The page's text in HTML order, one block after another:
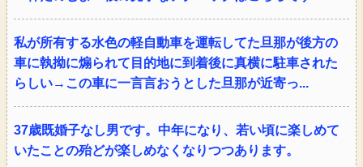
私が所有する水色の軽自動車を運転してた旦那が後方の
車に執拗に煽られて目的地に到着後に真横に駐車された
らしい→この車に一言言おうとした旦那が近寄っ...
37歳既婚子なし男です。中年になり、若い頃に楽しめて
いたことの殆どが楽しめなくなりつつあります。